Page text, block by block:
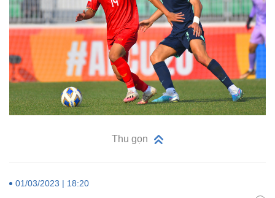
Thu gọn
01/03/2023 | 18:20